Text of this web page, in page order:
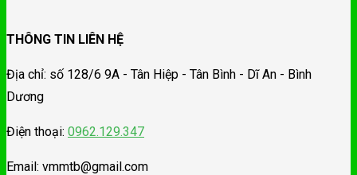
THÔNG TIN LIÊN HỆ
Địa chỉ: số 128/6 9A - Tân Hiệp - Tân Bình - Dĩ An - Bình
Dương
Điện thoại: 0962.129.347
Email: vmmtb@gmail.com